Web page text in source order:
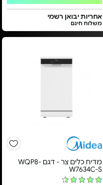
אחריות יבואן רשמי
משלוח חינם
מדיח כלים צר - דגם WQP8-
W7634C-S